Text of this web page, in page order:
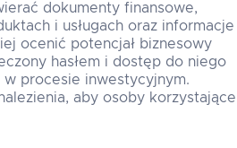
dokumenty finansowe,
i usługach oraz informacje
ocenić potencjał biznesowy
hasłem i dostęp do niego
w procesie inwestycyjnym.
aby osoby korzystające